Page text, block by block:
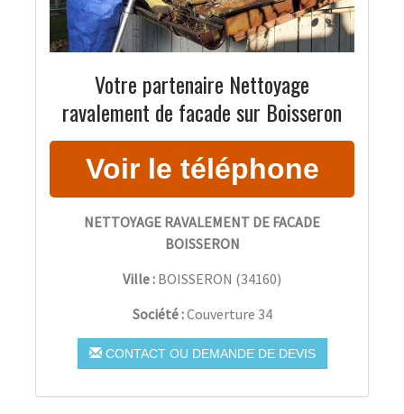
Votre partenaire Nettoyage
ravalement de facade sur Boisseron
NETTOYAGE RAVALEMENT DE FACADE
BOISSERON
Ville : BOISSERON (34160)
Société :Couverture 34
CONTACT OU DEMANDE DE DEVIS